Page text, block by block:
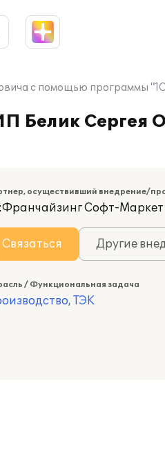
с помощью программы
Белик Сергея
осуществивший внедрение/
Софт-Маркет
Связаться Другие
/ Функциональная задача
ТЭК